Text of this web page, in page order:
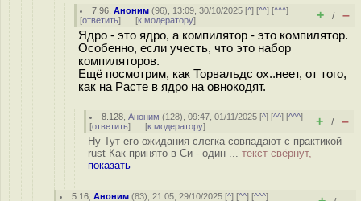
7.96 ,Аноним (96), 13:09, 30/10/2025 [^] [^^] [^^^]
[ответить] [к модератору] + / –
Ядро - это ядро, а компилятор - это компилятор.
Особенно, если учесть, что это набор
компиляторов.
Ещё посмотрим, как Торвальдс ох..неет, от того,
как на Расте в ядро на овнокодят.
8.128 ,Аноним (128), 09:47, 01/11/2025 [^] [^^] [^^^]
[ответить] [к модератору] + / –
Ну Тут его ожидания слегка совпадают с практикой
rust Как принято в Си - один ... текст свёрнут,
показать
5.16 ,Аноним (83), 21:05, 29/10/2025 [^] [^^] [^^^]